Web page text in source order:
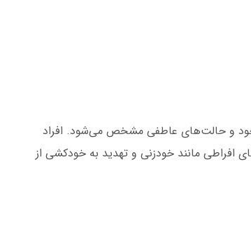
خود و حالت‌های عاطفی مشخص می‌شود. افراد
افراطی مانند خودزنی و تهدید به خودکشی از